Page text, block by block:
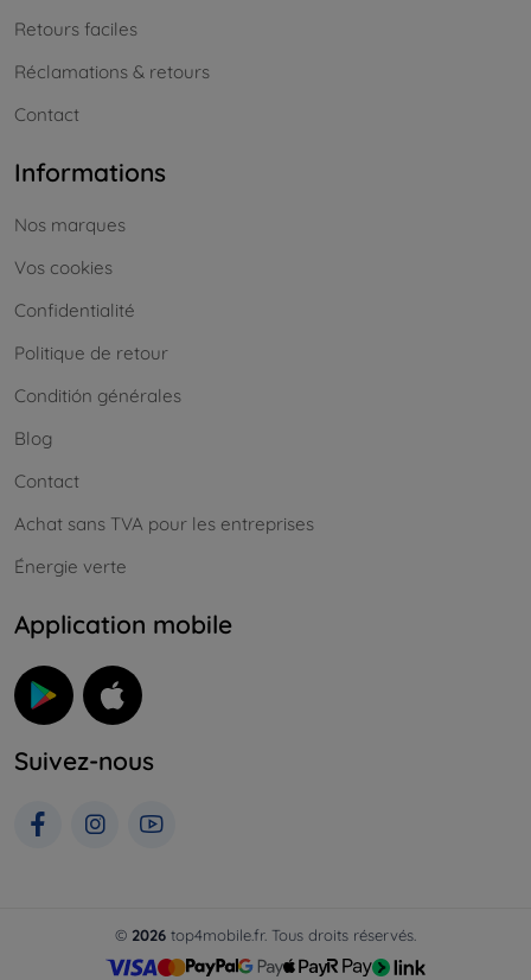
Retours faciles
Réclamations & retours
Contact
Informations
Nos marques
Vos cookies
Confidentialité
Politique de retour
Conditión générales
Blog
Contact
Achat sans TVA pour les entreprises
Énergie verte
Application mobile
Suivez-nous
© 2026 top4mobile.fr. Tous droits réservés.